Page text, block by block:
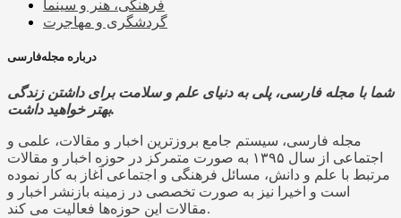
فرهنگی، هنر و سینما
گردشگری و مهاجرت
درباره مجله‌فارسی
شما با مجله فارسی، پلی به دنیای علم و سلامت برای داشتن زندگی
بهتر خواهید داشت.
مجله فارسی، سیستم جامع بروزترین اخبار و مقالات، علمی و
اجتماعی از سال ۱۳۹۵ به صورت متمرکز در حوزه اخبار و مقالات
مرتبط با علم و دانش، مسائل فرهنگی و اجتماعی آغاز به کار نموده
است و اخیرا نیز به صورت تخصصی در زمینه بازنشر اخبار و
مقالات این حوزه‌ها فعالیت می کند.